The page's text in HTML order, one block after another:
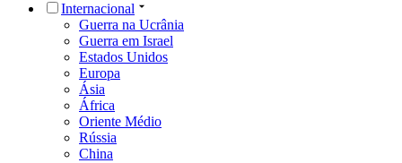
Internacional
Guerra na Ucrânia
Guerra em Israel
Estados Unidos
Europa
Ásia
África
Oriente Médio
Rússia
China